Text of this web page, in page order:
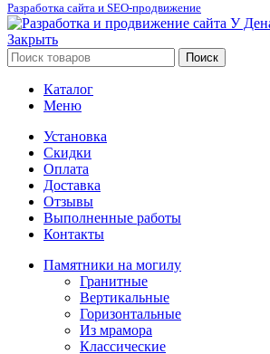
Разработка сайта и SEO-продвижение
Закрыть
Поиск
Каталог
Меню
Установка
Скидки
Оплата
Доставка
Отзывы
Выполненные работы
Контакты
Памятники на могилу
Гранитные
Вертикальные
Горизонтальные
Из мрамора
Классические